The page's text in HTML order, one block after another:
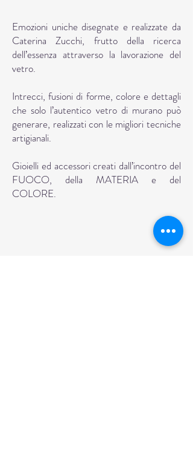
Emozioni uniche disegnate e realizzate da
Caterina Zucchi, frutto della ricerca
dell’essenza attraverso la lavorazione del
vetro.
Intrecci, fusioni di forme, colore e dettagli
che solo l’autentico vetro di murano può
generare, realizzati con le migliori tecniche
artigianali.
Gioielli ed accessori creati dall’incontro del
FUOCO, della MATERIA e del
COLORE.